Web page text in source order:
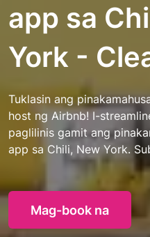
app sa
York -
Tuklasin ang
host ng Airbnb! I-
paglilinis gamit ang
app sa Chili, New York.
Mag-book na